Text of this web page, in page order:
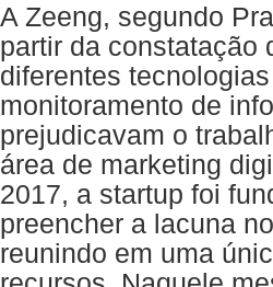
A Zeeng, segundo
partir da constatação
diferentes
monitoramento de
prejudicavam o
área de marketing
2017, a startup foi
preencher a lacuna
reunindo em uma